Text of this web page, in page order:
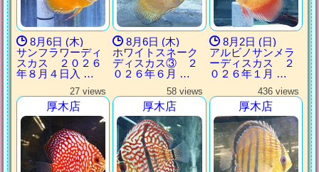
8月6日 (木)
サンフラワーディ
スカス ２０２６
年８月４日入 …
8月6日 (木)
ホワイトスネーク
ディスカス③ ２
０２６年６月 …
8月2日 (日)
アルビノサンメラ
ーディスカス ２
０２６年１月 …
27 views
厚木店
58 views
厚木店
436 views
厚木店